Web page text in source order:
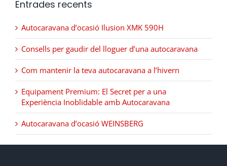
Entrades recents
Autocaravana d’ocasió Ilusion XMK 590H
Consells per gaudir del lloguer d’una autocaravana
Com mantenir la teva autocaravana a l’hivern
Equipament Premium: El Secret per a una
Experiència Inoblidable amb Autocaravana
Autocaravana d’ocasió WEINSBERG